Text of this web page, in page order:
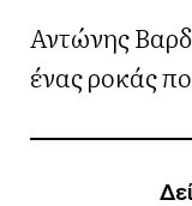
Αντώνης
ένας ροκάς